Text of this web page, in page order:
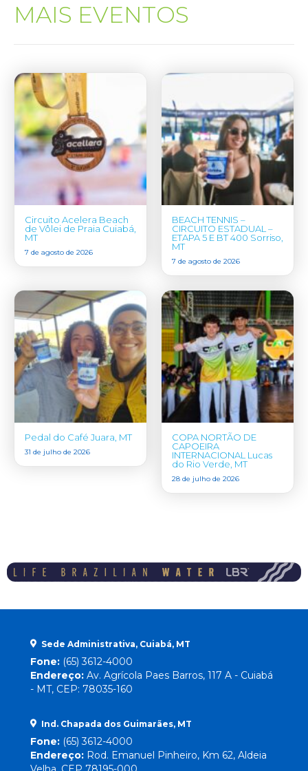
MAIS EVENTOS
Circuito Acelera Beach
de Vôlei de Praia Cuiabá,
MT
7 de agosto de 2026
BEACH TENNIS –
CIRCUITO ESTADUAL –
ETAPA 5 E BT 400 Sorriso,
MT
7 de agosto de 2026
Pedal do Café Juara, MT
31 de julho de 2026
COPA NORTÃO DE
CAPOEIRA
INTERNACIONAL Lucas
do Rio Verde, MT
28 de julho de 2026
Sede Administrativa, Cuiabá, MT
Fone: (65) 3612-4000
Endereço: Av. Agrícola Paes Barros, 117 A - Cuiabá
- MT, CEP: 78035-160
Ind. Chapada dos Guimarães, MT
Fone: (65) 3612-4000
Endereço: Rod. Emanuel Pinheiro, Km 62, Aldeia